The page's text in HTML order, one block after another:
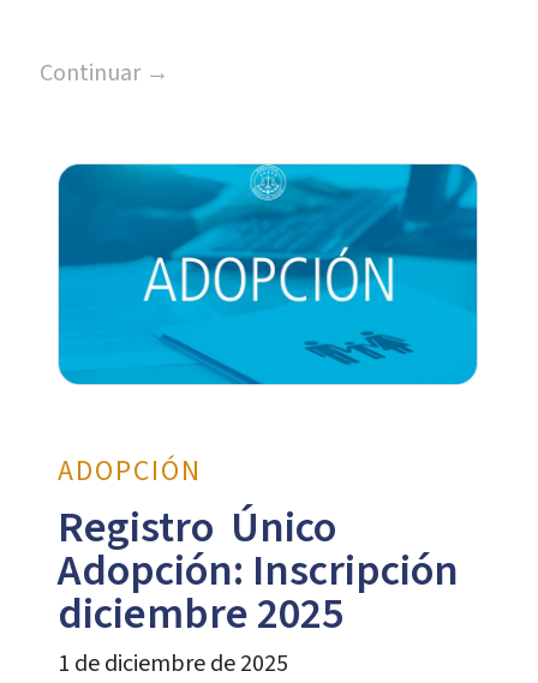
Continuar →
ADOPCIÓN
Registro Único
Adopción: Inscripción
diciembre 2025
1 de diciembre de 2025